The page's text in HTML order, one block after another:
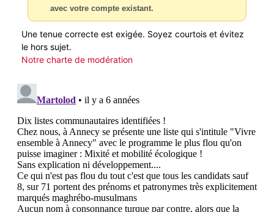
avec votre compte existant.
Une tenue correcte est exigée. Soyez courtois et évitez
le hors sujet.
Notre charte de modération